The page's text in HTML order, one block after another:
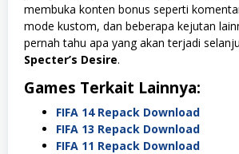
membuka konten bonus seperti
mode kustom, dan beberapa kejutan
pernah tahu apa yang akan terjadi
Specter’s Desire.
Games Terkait Lainnya:
FIFA 14 Repack Download
FIFA 13 Repack Download
FIFA 11 Repack Download